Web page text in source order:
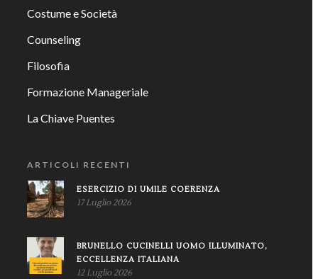
Costume e Società
Counseling
Filosofia
Formazione Manageriale
La Chiave Puentes
ARTICOLI RECENTI
ESERCIZIO DI UMILE COERENZA
17 Luglio 2026
BRUNELLO CUCINELLI UOMO ILLUMINATO,
ECCELLENZA ITALIANA
12 Luglio 2026